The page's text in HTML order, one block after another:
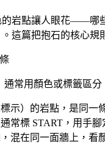
岩點讓人眼花——哪
這篇把抱石的核心規
通常用 顏色或標籤區分
示）的岩點，是同一
通常標 START，用手
混在同一面牆上，看